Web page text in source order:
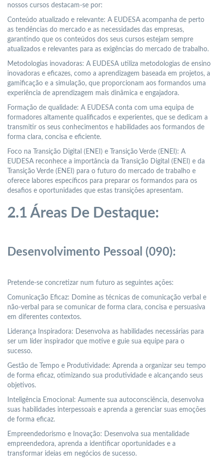
nossos cursos destacam-se por:
Conteúdo atualizado e relevante: A EUDESA acompanha de perto
as tendências do mercado e as necessidades das empresas,
garantindo que os conteúdos dos seus cursos estejam sempre
atualizados e relevantes para as exigências do mercado de trabalho.
Metodologias inovadoras: A EUDESA utiliza metodologias de ensino
inovadoras e eficazes, como a aprendizagem baseada em projetos, a
gamificação e a simulação, que proporcionam aos formandos uma
experiência de aprendizagem mais dinâmica e engajadora.
Formação de qualidade: A EUDESA conta com uma equipa de
formadores altamente qualificados e experientes, que se dedicam a
transmitir os seus conhecimentos e habilidades aos formandos de
forma clara, concisa e eficiente.
Foco na Transição Digital (ENEI) e Transição Verde (ENEI): A
EUDESA reconhece a importância da Transição Digital (ENEI) e da
Transição Verde (ENEI) para o futuro do mercado de trabalho e
oferece labores específicos para preparar os formandos para os
desafios e oportunidades que estas transições apresentam.
2.1 Áreas De Destaque:
Desenvolvimento Pessoal (090):
Pretende-se concretizar num futuro as seguintes ações:
Comunicação Eficaz: Domine as técnicas de comunicação verbal e
não-verbal para se comunicar de forma clara, concisa e persuasiva
em diferentes contextos.
Liderança Inspiradora: Desenvolva as habilidades necessárias para
ser um líder inspirador que motive e guie sua equipe para o
sucesso.
Gestão de Tempo e Produtividade: Aprenda a organizar seu tempo
de forma eficaz, otimizando sua produtividade e alcançando seus
objetivos.
Inteligência Emocional: Aumente sua autoconsciência, desenvolva
suas habilidades interpessoais e aprenda a gerenciar suas emoções
de forma eficaz.
Empreendedorismo e Inovação: Desenvolva sua mentalidade
empreendedora, aprenda a identificar oportunidades e a
transformar ideias em negócios de sucesso.